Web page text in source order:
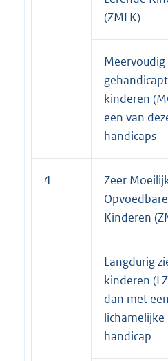
(ZMLK)
Meervoudig
kinderen
een van
handicaps
4
Zeer
Opvoedbare
Kinderen
Langdurig
kinderen
dan met een
lichamelijke
handicap